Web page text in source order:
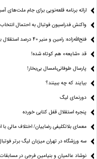
ارائه برنامه‌ قلعه‌نویی برای جام ملت‌های
واکنش فدراسیون فوتبال به احتمال
فتح‌الله‌زاده: رامین و منیر 40 درصد استقلال بودند!
قد «شایعه» هم کوتاه شده!
پارسال طوفانی،امسال بی‌بخار!
بیایند که چه ببینند؟
دورنمای لیگ
پنجره‌ استقلال قفل کتابی خورده
معمای بلاتکلیفی رضاییان/ اختلاف مالی
سه ورزشگاه در تهران میزبان لیگ برتر
نوشاد عالمیان و بنیامین فرجی در